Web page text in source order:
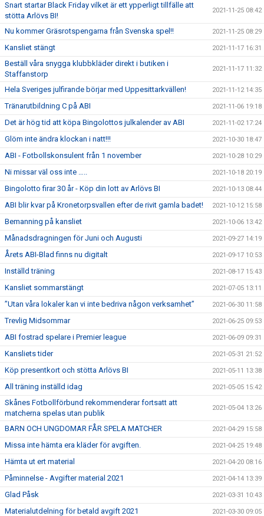
Snart startar Black Friday vilket är ett ypperligt tillfälle att
stötta Arlövs BI!
2021-11-25 08:42
Nu kommer Gräsrotspengarna från Svenska spel!! 2021-11-25 08:29
Kansliet stängt 2021-11-17 16:31
Beställ våra snygga klubbkläder direkt i butiken i
Staffanstorp
2021-11-17 11:32
Hela Sveriges julfirande börjar med Uppesittarkvällen! 2021-11-12 14:35
Tränarutbildning C på ABI 2021-11-06 19:18
Det är hög tid att köpa Bingolottos julkalender av ABI 2021-11-02 17:24
Glöm inte ändra klockan i natt!!! 2021-10-30 18:47
ABI - Fotbollskonsulent från 1 november 2021-10-28 10:29
Ni missar väl oss inte ….. 2021-10-18 20:19
Bingolotto firar 30 år - Köp din lott av Arlövs BI 2021-10-13 08:44
ABI blir kvar på Kronetorpsvallen efter de rivit gamla badet! 2021-10-12 15:58
Bemanning på kansliet 2021-10-06 13:42
Månadsdragningen för Juni och Augusti 2021-09-27 14:19
Årets ABI-Blad finns nu digitalt 2021-09-17 10:53
Inställd träning 2021-08-17 15:43
Kansliet sommarstängt 2021-07-05 13:11
”Utan våra lokaler kan vi inte bedriva någon verksamhet” 2021-06-30 11:58
Trevlig Midsommar 2021-06-25 09:53
ABI fostrad spelare i Premier league 2021-06-09 09:31
Kansliets tider 2021-05-31 21:52
Köp presentkort och stötta Arlövs BI 2021-05-11 13:38
All träning inställd idag 2021-05-05 15:42
Skånes Fotbollförbund rekommenderar fortsatt att
matcherna spelas utan publik
2021-05-04 13:26
BARN OCH UNGDOMAR FÅR SPELA MATCHER 2021-04-29 15:58
Missa inte hämta era kläder för avgiften. 2021-04-25 19:48
Hämta ut ert material 2021-04-20 08:16
Påminnelse - Avgifter material 2021 2021-04-14 13:39
Glad Påsk 2021-03-31 10:43
Materialutdelning för betald avgift 2021 2021-03-30 09:05